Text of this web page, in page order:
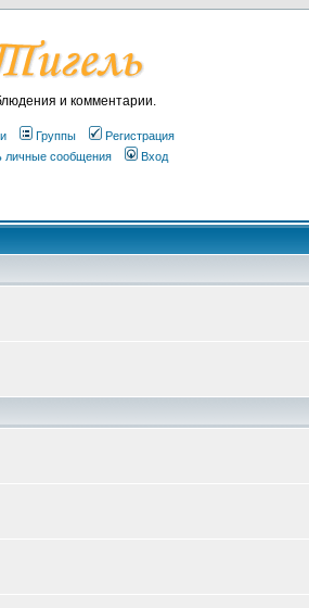
и комментарии.
Группы
Регистрация
личные сообщения Вход